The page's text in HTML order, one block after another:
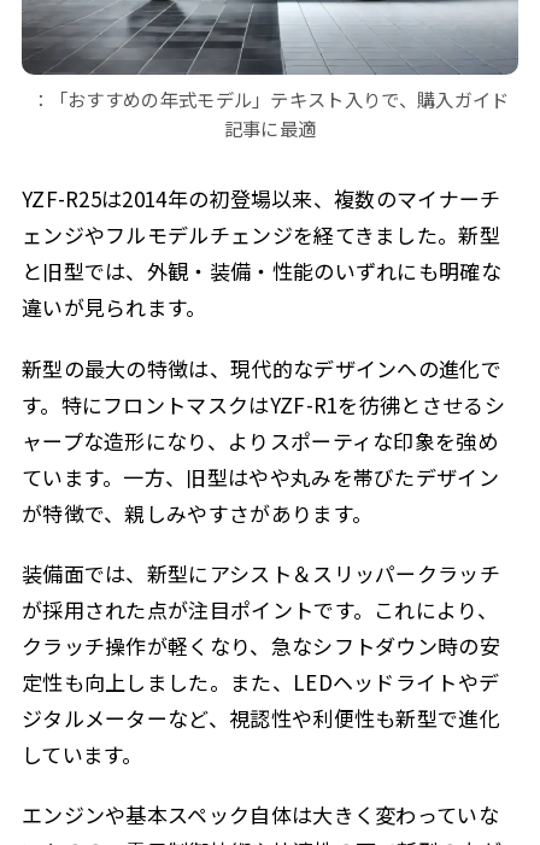
：「おすすめの年式モデル」テキスト入りで、購入ガイド
記事に最適
YZF-R25は2014年の初登場以来、複数のマイナーチ
ェンジやフルモデルチェンジを経てきました。新型
と旧型では、外観・装備・性能のいずれにも明確な
違いが見られます。
新型の最大の特徴は、現代的なデザインへの進化で
す。特にフロントマスクはYZF-R1を彷彿とさせるシ
ャープな造形になり、よりスポーティな印象を強め
ています。一方、旧型はやや丸みを帯びたデザイン
が特徴で、親しみやすさがあります。
装備面では、新型にアシスト＆スリッパークラッチ
が採用された点が注目ポイントです。これにより、
クラッチ操作が軽くなり、急なシフトダウン時の安
定性も向上しました。また、LEDヘッドライトやデ
ジタルメーターなど、視認性や利便性も新型で進化
しています。
エンジンや基本スペック自体は大きく変わっていな